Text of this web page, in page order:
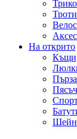
На открито
Къщи,